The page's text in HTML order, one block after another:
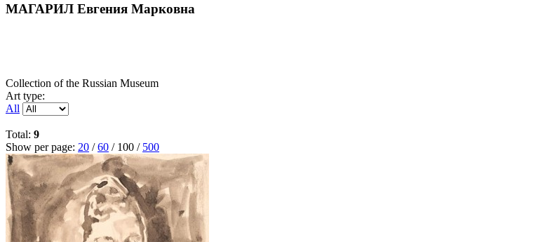
МАГАРИЛ Евгения Марковна
Collection of the Russian Museum
Art type:
All
Total: 9
Show per page: 20 /60 / 100 / 500